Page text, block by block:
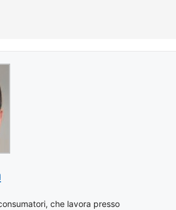
che lavora presso